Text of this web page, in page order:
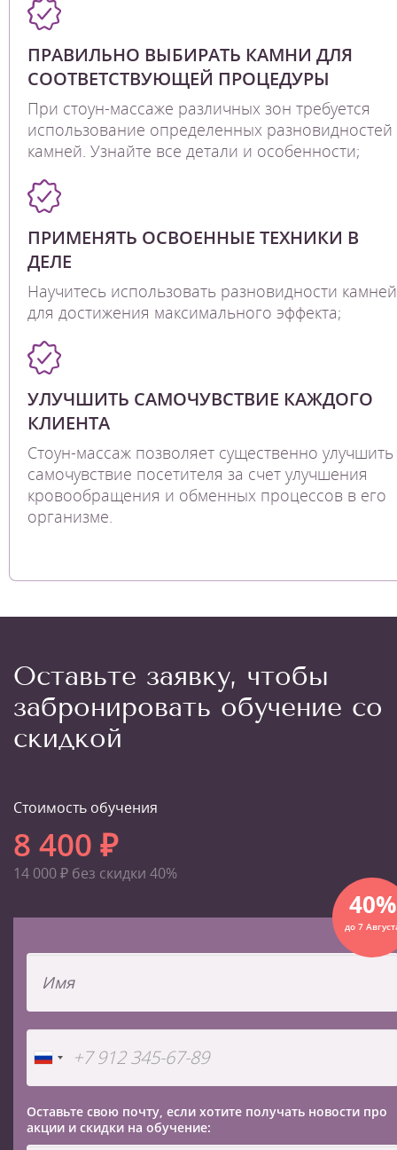
ПРАВИЛЬНО ВЫБИРАТЬ КАМНИ ДЛЯ
СООТВЕТСТВУЮЩЕЙ ПРОЦЕДУРЫ
При стоун-массаже различных зон требуется
использование определенных разновидностей
камней. Узнайте все детали и особенности;
ПРИМЕНЯТЬ ОСВОЕННЫЕ ТЕХНИКИ В
ДЕЛЕ
Научитесь использовать разновидности камней
для достижения максимального эффекта;
УЛУЧШИТЬ САМОЧУВСТВИЕ КАЖДОГО
КЛИЕНТА
Стоун-массаж позволяет существенно улучшить
самочувствие посетителя за счет улучшения
кровообращения и обменных процессов в его
организме.
Оставьте заявку, чтобы
забронировать обучение со
скидкой
Стоимость обучения
8 400 ₽
14 000 ₽ без скидки 40%
40%
до 7
Оставьте свою почту, если хотите получать новости про
акции и скидки на обучение: